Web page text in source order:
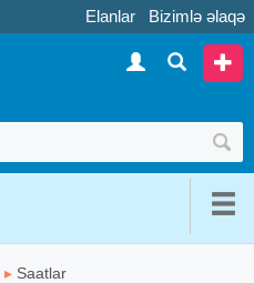
Elanlar Bizimlə əlaqə
▸ Saatlar